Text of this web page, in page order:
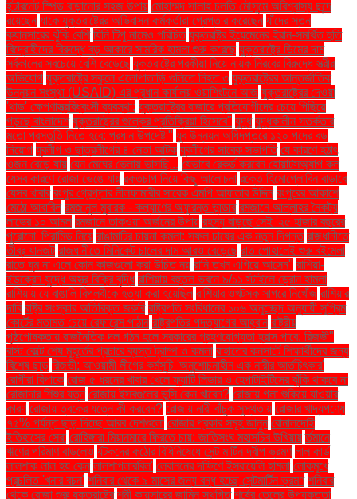
ইন্টারনেট স্পিড বাড়ানোর সহজ উপায় মোহাম্মদ সালাহ চলতি মৌসুমে অবিশ্বাস্য ছন্দে
রয়েছেন যাকে যুক্তরাষ্ট্রের অভিবাসন কর্মকর্তারা গ্রেপ্তার করেছেন যাঁদের স্তন
ক্যানসারের ঝুঁকি বেশি যিনি টিপু নামেও পরিচিত যুক্তরাষ্ট্র ইয়েমেনের ইরান-সমর্থিত হুতি
বিদ্রোহীদের বিরুদ্ধে বড় আকারে সামরিক হামলা শুরু করেছে যুক্তরাষ্ট্রে ডিমের দাম
সর্বকালের সবচেয়ে বেশি বেড়েছে যুক্তরাষ্ট্রে পরকীয়া নিয়ে নায়ক নিরবের বিরুদ্ধে স্ত্রীর
অভিযোগ যুক্তরাষ্ট্রে স্কুলে এলোপাতাড়ি গুলিতে নিহত ৩ যুক্তরাষ্ট্রের আন্তর্জাতিক
উন্নয়ন সংস্থা (USAID) এর প্রধান কার্যালয় ওয়াশিংটনে আজ যুক্তরাষ্ট্রের দেওয়া
'থাড' ক্ষেপণাস্ত্রবিধ্বংসী ব্যবস্থা: যুক্তরাষ্ট্রের বাজারে প্রতিযোগীদের চেয়ে পিছিয়ে
পড়ছে বাংলাদেশ যুক্তরাষ্ট্রের শুল্কের প্রতিক্রিয়া হিসেবে" যুদ্ধ যুদ্ধকালীন সতর্কতার
মতো প্রস্তুতি নিতে হবে: প্রধান উপদেষ্টা" যুব উন্নয়ন অধিদপ্তরে ১২০ পদের বড়
নিয়োগ যুবলীগ ও ছাত্রলীগের ৪ নেতা আটক যুবলীগের সাবেক সভাপতি যে কারণে হঠাৎ
ওজন বেড়ে যায় যেন মেঘের ভেলায় ভাসছি... যেভাবে রেকর্ড করবেন হোয়াটসঅ্যাপ কল
যেসব কারণে রোজা ভেঙে যায় রক্তচাপ নিয়ে কিছু আলোচনা রক্তে হিমোগ্লোবিন বাড়াবে
যেসব খাবার রংপুর গ্রেপ্তার নীলফামারীর সাবেক এমপি আফতাব উদ্দিন রংপুরের আকাশে
মেঠো আবাবিল রমজানুল মুবারক - কল্যাণের অফুরন্ত ভান্ডার রমজানে আল্লাহর নৈকট্য
লাভের ১০ আমল রমজানে তাকওয়া অর্জনের উপায় রহস্য বাড়ছে সেই '২৫ হাজার বছরের
পুরোনো' পিরামিড নিয়ে রাঙামাটির চায়না কমলা: সফল চাষের এক নতুন দিগন্ত রাজধানীতে
তীব্র যানজট রাজধানীতে মিনিকেট চালের দাম আরও বেড়েছে রাত পোহালেই শুরু বইমেলা
রাতে ঘুম না এলে কোন কাজগুলো করা উচিত নয় রানি তখন এগিয়ে আসেন" রাশিয়া-
ইউক্রেন যুদ্ধে অস্ত্র বিক্রি বৃদ্ধি রাশিয়ায় বহুতল ভবনে ৯/১১ স্টাইলে ড্রোন হামলা
রাশিয়ায় যে বাঙালি বিপ্লবীকে হত্যা করা হয়েছিল রাশিয়ার ওখটস্ক সাগরে নিখোঁজ রাশিয়ার
দাবি রাষ্ট্র সংস্কার অতিরিক্ত জরুরি রাষ্ট্রপতি সংবিধানের ১০৬ অনুচ্ছেদ অনুযায়ী সুপ্রিম
কোর্টের মতামত চেয়ে রেফারেন্স পাঠান রাষ্ট্রপতির পদত্যাগের আহ্বান রাষ্ট্রীয়
পৃষ্ঠপোষকতায় রাজনৈতিক দল গঠন হলে সরকারের গ্রহণযোগ্যতা হ্রাস পাবে: রিজভী"
রাস্ট বেল্টে শেষ মুহূর্তের প্রচারে ব্যস্ত ট্রাম্প ও কমলা রাহাতের কনসার্টে শিক্ষার্থীদের জন্য
বিশেষ ছাড় রিজভী: আওয়ামী লীগের কর্মসূচি 'অনুশোচনাহীন এক নারীর আর্তচিৎকার'
রোগীরা বিপাকে রোজ ৫ ধরনের খাবার খেলে ফ্যাটি লিভার ও হেপাটাইটিসের ঝুঁকি থাকবে না
রোজাদার শিশুর যত্ন রোজায় ইসবগুলের ভুসি কেন খাবেন? রোজায় গলা শুকিয়ে যাওয়ার
কারণ রোজায় ত্বকের যত্নে কী করবেন? রোজায় নারী বাঁচুক সুস্থতায় রোজার খাদ্যপণ্যে
৭৫% পর্যন্ত ছাড় দিচ্ছে আরব দেশগুলো রোজার প্রকার সমূহ জানুন রোনালদোই
ইতিহাসের সেরা রোহিঙ্গারা মিয়ানমারে ফিরতে চায়: জাতিসংঘ মহাসচিব উখিয়ায় র্তমানে
ঋণের পরিমাণ বাড়লেও র্যটকদের কঠোর বিধিনিষেধে সেন্ট মার্টিন দ্বীপ ভ্রমণ লাল কার্ড
লালশাক লাল হয় কেন লালশাপলারবিল' লেবাননের দক্ষিণে ইসরায়েলি হামলা লোকমুখে
প্রচলিত 'খনার বচন' শনিবার থেকে ৯ মাসের জন্য বন্ধ হচ্ছে সেন্টমার্টিন ভ্রমণ শনিবার
থেকে রোজা শুরু যুক্তরাষ্ট্রে শমী কায়সারের জামিন স্থগিত শর্ষের তেলের উপযুক্ততা